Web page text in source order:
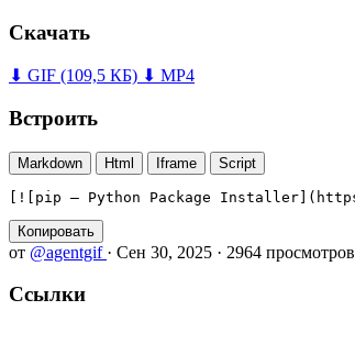
Скачать
⬇ GIF (109,5 КБ) ⬇ MP4
Встроить
Markdown Html Iframe Script
[![pip — Python Package
Копировать
от @agentgif · Сен 30, 2025 · 2964 просмотров
Ссылки